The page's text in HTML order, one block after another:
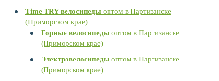
Time TRY велосипеды оптом в Партизанске
(Приморском крае)
Горные велосипеды оптом в Партизанске
(Приморском крае)
Электровелосипеды оптом в Партизанске
(Приморском крае)